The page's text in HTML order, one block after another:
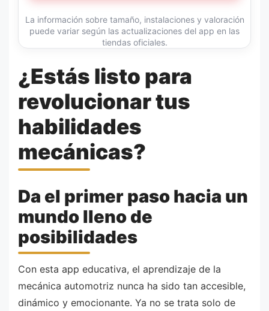
La información sobre tamaño, instalaciones y valoración
puede variar según las actualizaciones del app en las
tiendas oficiales.
¿Estás listo para
revolucionar tus
habilidades
mecánicas?
Da el primer paso hacia un
mundo lleno de
posibilidades
Con esta app educativa, el aprendizaje de la
mecánica automotriz nunca ha sido tan accesible,
dinámico y emocionante. Ya no se trata solo de